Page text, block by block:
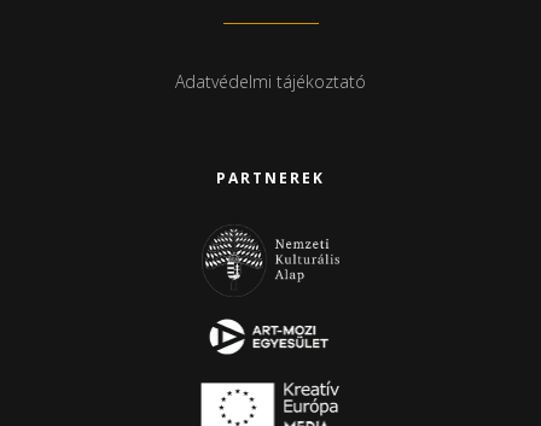
Adatvédelmi tájékoztató
PARTNEREK